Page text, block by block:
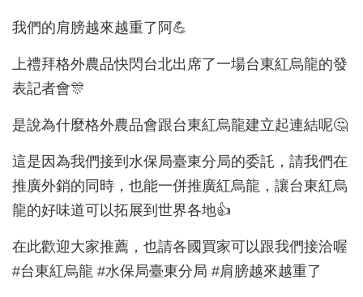
我們的肩膀越來越重了阿💪
上禮拜格外農品快閃台北出席了一場台東紅烏龍的發
表記者會🎊
是說為什麼格外農品會跟台東紅烏龍建立起連結呢🤔
這是因為我們接到水保局臺東分局的委託，請我們在
推廣外銷的同時，也能一併推廣紅烏龍，讓台東紅烏
龍的好味道可以拓展到世界各地👍
在此歡迎大家推薦，也請各國買家可以跟我們接洽喔
#台東紅烏龍 #水保局臺東分局 #肩膀越來越重了